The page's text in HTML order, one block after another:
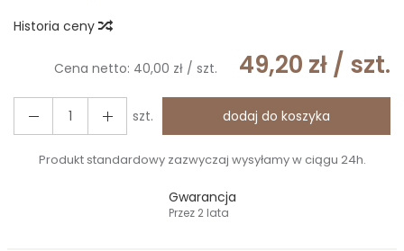
Historia ceny
Cena netto: 40,00 zł / szt. 49,20 zł / szt.
szt. dodaj do koszyka
Produkt standardowy zazwyczaj wysyłamy w ciągu 24h.
Gwarancja
Przez 2 lata